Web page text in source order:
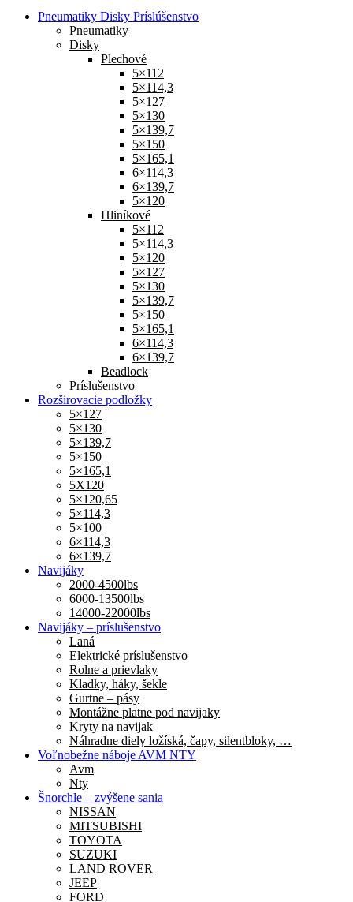
Pneumatiky Disky Príslúšenstvo
Pneumatiky
Disky
Plechové
5×112
5×114,3
5×127
5×130
5×139,7
5×150
5×165,1
6×114,3
6×139,7
5×120
Hliníkové
5×112
5×114,3
5×120
5×127
5×130
5×139,7
5×150
5×165,1
6×114,3
6×139,7
Beadlock
Príslušenstvo
Rozširovacie podložky
5×127
5×130
5×139,7
5×150
5×165,1
5X120
5×120,65
5×114,3
5×100
6×114,3
6×139,7
Navijáky
2000-4500lbs
6000-13500lbs
14000-22000lbs
Navijáky – príslušenstvo
Laná
Elektrické príslušenstvo
Rolne a prievlaky
Kladky, háky, šekle
Gurtne – pásy
Montážne platne pod navijaky
Kryty na navijak
Náhradne diely ložíská, čapy, silentbloky, …
Voľnobežne náboje AVM NTY
Avm
Nty
Šnorchle – zvýšene sania
NISSAN
MITSUBISHI
TOYOTA
SUZUKI
LAND ROVER
JEEP
FORD